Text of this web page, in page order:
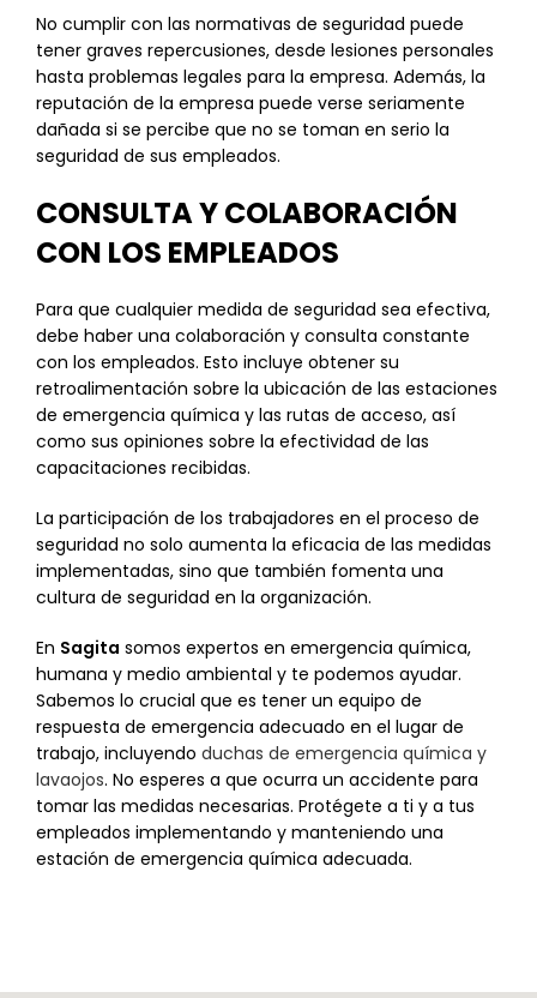
No cumplir con las normativas de seguridad puede
tener graves repercusiones, desde lesiones personales
hasta problemas legales para la empresa. Además, la
reputación de la empresa puede verse seriamente
dañada si se percibe que no se toman en serio la
seguridad de sus empleados.
CONSULTA Y COLABORACIÓN
CON LOS EMPLEADOS
Para que cualquier medida de seguridad sea efectiva,
debe haber una colaboración y consulta constante
con los empleados. Esto incluye obtener su
retroalimentación sobre la ubicación de las estaciones
de emergencia química y las rutas de acceso, así
como sus opiniones sobre la efectividad de las
capacitaciones recibidas.
La participación de los trabajadores en el proceso de
seguridad no solo aumenta la eficacia de las medidas
implementadas, sino que también fomenta una
cultura de seguridad en la organización.
En Sagita somos expertos en emergencia química,
humana y medio ambiental y te podemos ayudar.
Sabemos lo crucial que es tener un equipo de
respuesta de emergencia adecuado en el lugar de
trabajo, incluyendo duchas de emergencia química y
lavaojos. No esperes a que ocurra un accidente para
tomar las medidas necesarias. Protégete a ti y a tus
empleados implementando y manteniendo una
estación de emergencia química adecuada.